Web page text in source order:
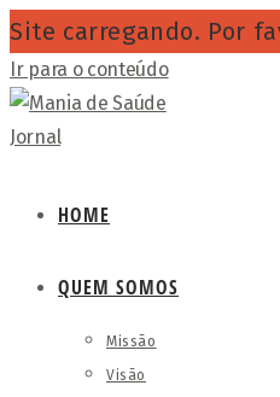
Site carregando. Por
Ir para o conteúdo
HOME
QUEM SOMOS
Missão
Visão